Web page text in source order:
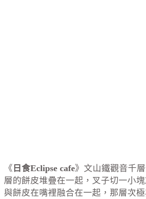
《 日食Eclipse cafe》文山鐵觀音千
層的餅皮堆疊在一起，叉子切一小
與餅皮在嘴裡融合在一起，那層次